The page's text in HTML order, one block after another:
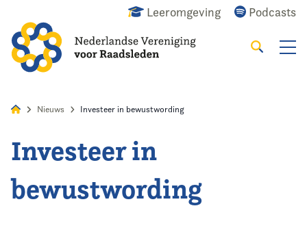
Leeromgeving Podcasts
Zoeken
Home
Agenda
Nieuws Investeer in bewustwording
Investeer in
bewustwording